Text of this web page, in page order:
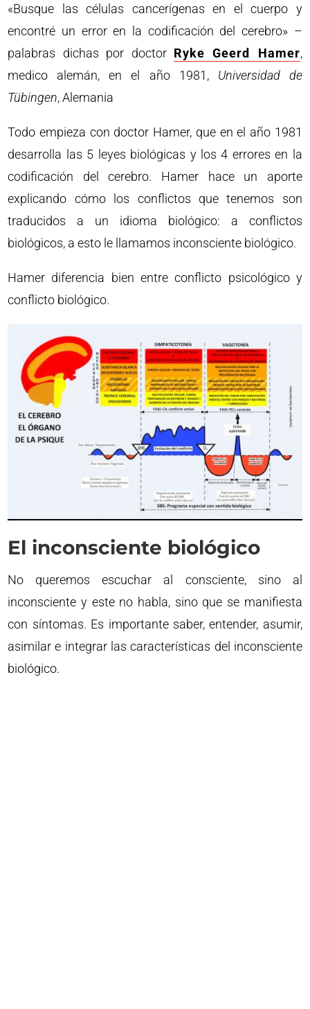
«Busque las células cancerígenas en el cuerpo y
encontré un error en la codificación del cerebro» –
palabras dichas por doctor Ryke Geerd Hamer,
medico alemán, en el año 1981, Universidad de
Tübingen, Alemania
Todo empieza con doctor Hamer, que en el año 1981
desarrolla las 5 leyes biológicas y los 4 errores en la
codificación del cerebro. Hamer hace un aporte
explicando cómo los conflictos que tenemos son
traducidos a un idioma biológico: a conflictos
biológicos, a esto le llamamos inconsciente biológico.
Hamer diferencia bien entre conflicto psicológico y
conflicto biológico.
El inconsciente biológico
No queremos escuchar al consciente, sino al
inconsciente y este no habla, sino que se manifiesta
con síntomas. Es importante saber, entender, asumir,
asimilar e integrar las características del inconsciente
biológico.